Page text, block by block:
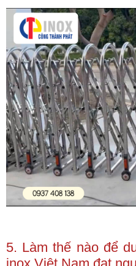
5. Làm thế nào để